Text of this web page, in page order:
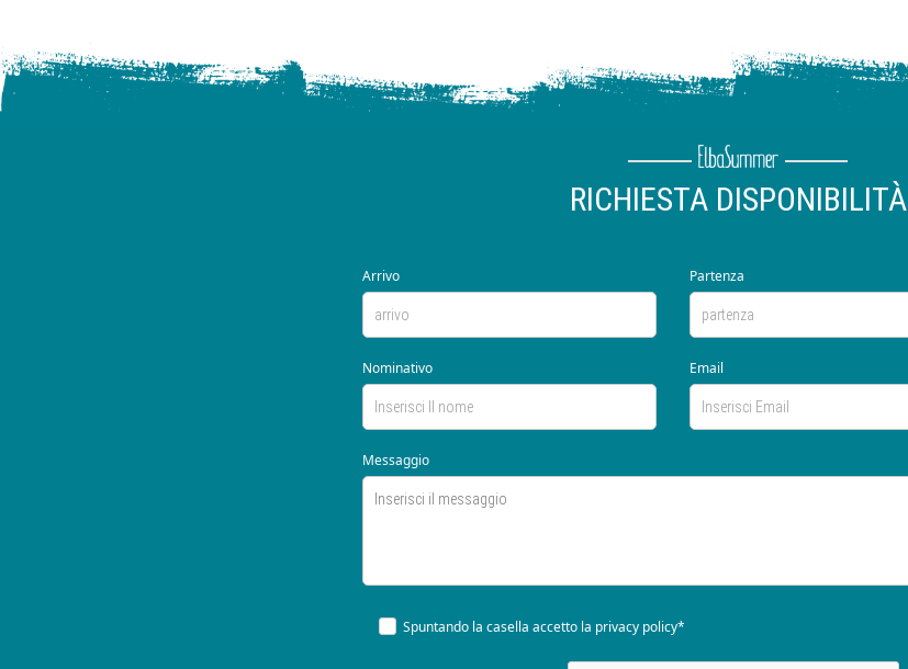
RICHIESTA DISPONIBILITÀ
Arrivo Partenza
Nominativo Email
Messaggio
Spuntando la casella accetto la privacy policy*